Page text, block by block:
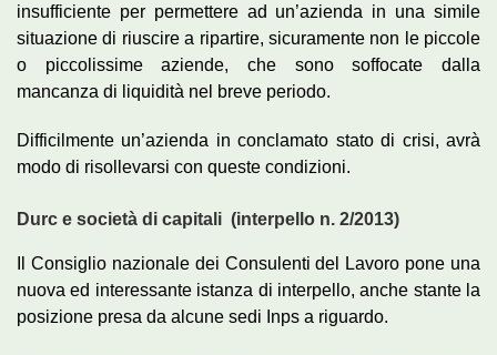
insufficiente per permettere ad un’azienda in una simile
situazione di riuscire a ripartire, sicuramente non le piccole
o piccolissime aziende, che sono soffocate dalla
mancanza di liquidità nel breve periodo.
Difficilmente un’azienda in conclamato stato di crisi, avrà
modo di risollevarsi con queste condizioni.
Durc e società di capitali (interpello n. 2/2013)
Il Consiglio nazionale dei Consulenti del Lavoro pone una
nuova ed interessante istanza di interpello, anche stante la
posizione presa da alcune sedi Inps a riguardo.